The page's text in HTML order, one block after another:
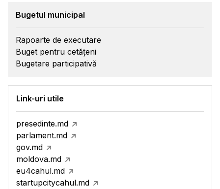
Bugetul municipal
Rapoarte de executare
Buget pentru cetățeni
Bugetare participativă
Link-uri utile
presedinte.md
parlament.md
gov.md
moldova.md
eu4cahul.md
startupcitycahul.md